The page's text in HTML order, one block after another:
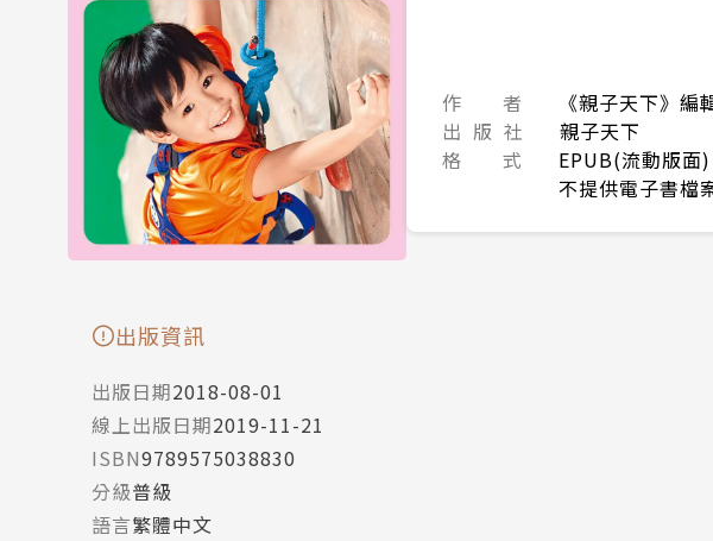
作 者
《親子天下》編
出 版 社
親子天下
格 式
EPUB(流動版面)
不提供電子書檔
出版資訊
出版日期2018-08-01
線上出版日期2019-11-21
ISBN9789575038830
分級普級
語言繁體中文